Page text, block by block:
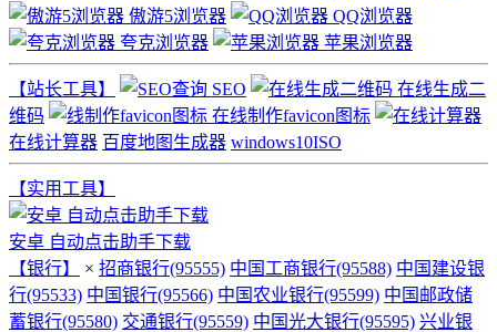
傲游5浏览器
QQ浏览器
夸克浏览器
苹果浏览器
【站长工具】 SEO
在线生成二
维码
在线制作favicon图标
在线计算器 百度地图生成器 windows10ISO
【实用工具】
安卓 自动点击助手下载
【银行】
× 招商银行(95555) 中国工商银行(95588) 中国建设银
行(95533) 中国银行(95566) 中国农业银行(95599) 中国邮政储
蓄银行(95580) 交通银行(95559) 中国光大银行(95595) 兴业银